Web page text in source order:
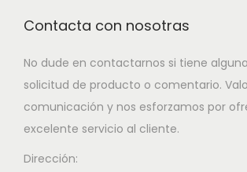
Contacta con nosotras
No dude en contactarnos si tiene
solicitud de producto o comentario.
comunicación y nos esforzamos por
excelente servicio al cliente.
Dirección: